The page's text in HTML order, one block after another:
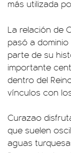
más utilizada
La relación de
pasó a
parte de su
importante
dentro del
vínculos con
Curazao
que suelen
aguas